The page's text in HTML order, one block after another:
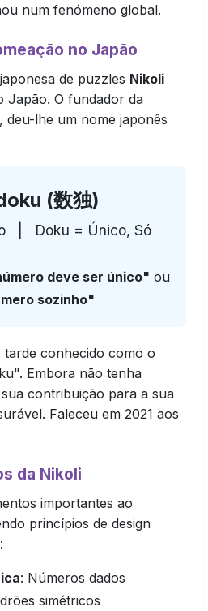
num fenómeno global.
no Japão
de puzzles Nikoli
Japão. O fundador da
, deu-lhe um nome japonês
(数独)
| Doku = Único, Só
deve ser único" ou
sozinho"
tarde conhecido como o
Embora não tenha
contribuição para a sua
Faleceu em 2021 aos
da Nikoli
importantes ao
princípios de design
: Números dados
simétricos